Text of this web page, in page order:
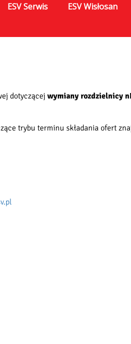
ESV Serwis ESV Wisłosan
dotyczącej wymiany rozdzielnicy
trybu terminu składania ofert